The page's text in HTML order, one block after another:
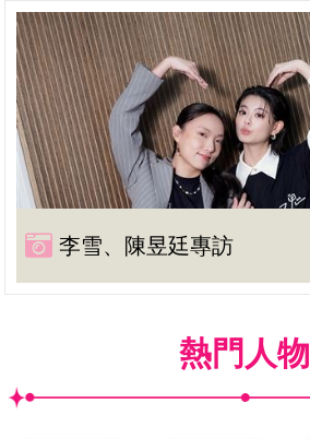
李雪、陳昱廷專訪
熱門人物